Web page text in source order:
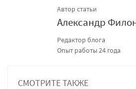
Автор статьи
Александр
Редактор блога
Опыт работы 24 года
СМОТРИТЕ ТАКЖЕ